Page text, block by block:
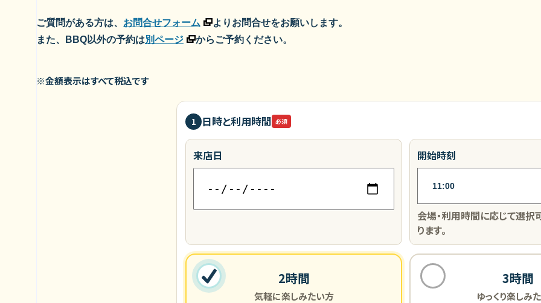
ご質問がある方は、 お問合せフォーム
よりお問合せをお願いします。
また、BBQ以外の予約は別ページ からご予約ください。
※金額表示はすべて税込です
1 日時と利用時間 必須
来店日 開始時刻
会場・利用時間に応じて選
ります。
2時間
気軽に楽しみたい方
3時間
ゆっくり楽しみ